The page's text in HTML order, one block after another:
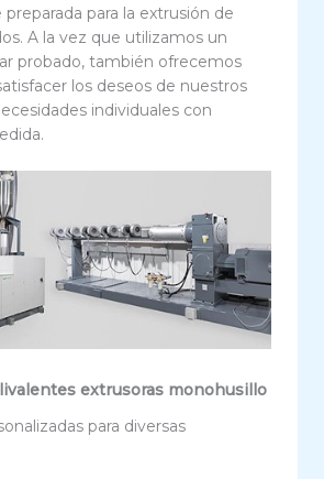
para la extrusión de
A la vez que utilizamos un
probado, también ofrecemos
los deseos de nuestros
individuales con
extrusoras monohusillo
para diversas